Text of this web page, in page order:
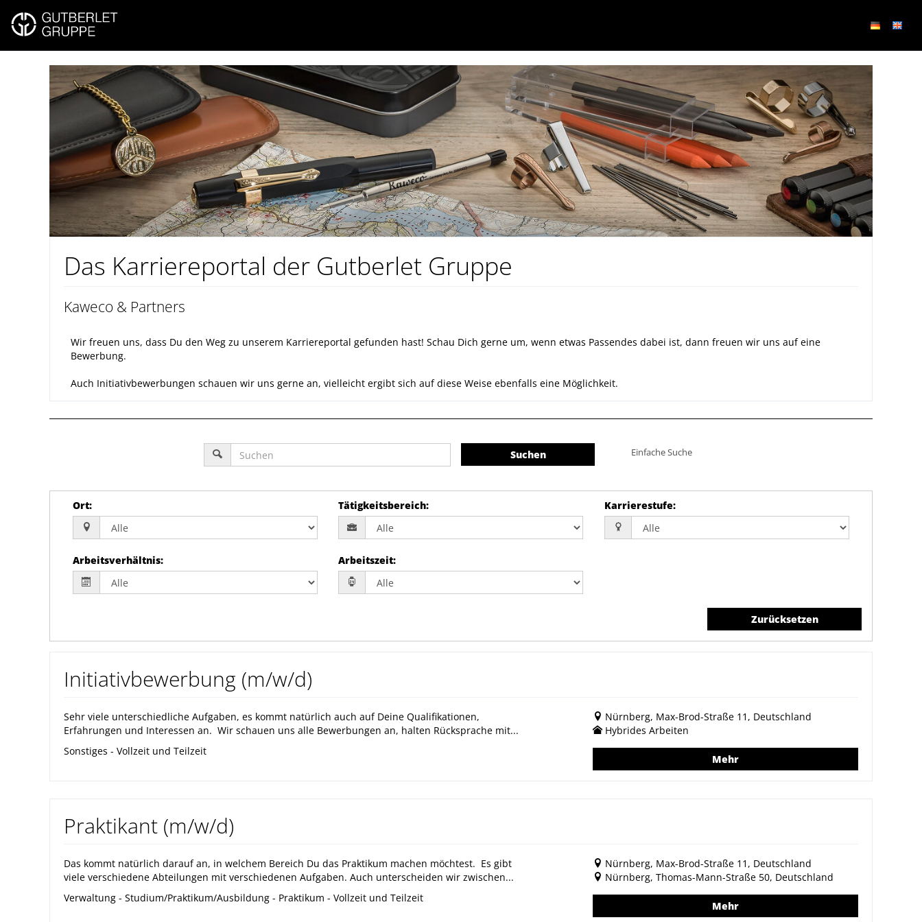
Das Karriereportal der Gutberlet Gruppe
Kaweco & Partners
Wir freuen uns, dass Du den Weg zu unserem Karriereportal gefunden hast! Schau Dich gerne um, wenn etwas Passendes dabei ist, dann freuen wir uns auf eine
Bewerbung.
Auch Initiativbewerbungen schauen wir uns gerne an, vielleicht ergibt sich auf diese Weise ebenfalls eine Möglichkeit.
Suchen Einfache Suche
Ort: Tätigkeitsbereich: Karrierestufe:
Arbeitsverhältnis: Arbeitszeit:
Zurücksetzen
Initiativbewerbung (m/w/d)
Sehr viele unterschiedliche Aufgaben, es kommt natürlich auch auf Deine Qualifikationen,
Erfahrungen und Interessen an. Wir schauen uns alle Bewerbungen an, halten Rücksprache mit...
Sonstiges - Vollzeit und Teilzeit
Nürnberg, Max-Brod-Straße 11, Deutschland
Hybrides Arbeiten
Mehr
Praktikant (m/w/d)
Das kommt natürlich darauf an, in welchem Bereich Du das Praktikum machen möchtest. Es gibt
viele verschiedene Abteilungen mit verschiedenen Aufgaben. Auch unterscheiden wir zwischen...
Verwaltung - Studium/Praktikum/Ausbildung - Praktikum - Vollzeit und Teilzeit
Nürnberg, Max-Brod-Straße 11, Deutschland
Nürnberg, Thomas-Mann-Straße 50, Deutschland
Mehr